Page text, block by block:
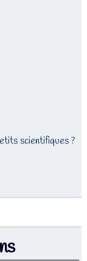
scientifiques ?